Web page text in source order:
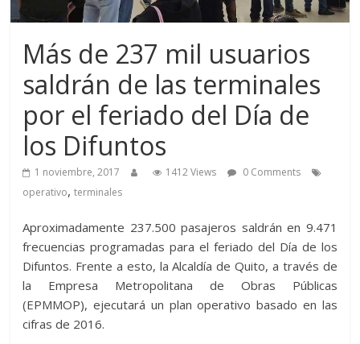
Más de 237 mil usuarios
saldrán de las terminales
por el feriado del Día de
los Difuntos
1 noviembre, 2017 1412 Views
0 Comments
operativo,terminales
Aproximadamente 237.500 pasajeros saldrán en 9.471
frecuencias programadas para el feriado del Día de los
Difuntos. Frente a esto, la Alcaldía de Quito, a través de
la Empresa Metropolitana de Obras Públicas
(EPMMOP), ejecutará un plan operativo basado en las
cifras de 2016.